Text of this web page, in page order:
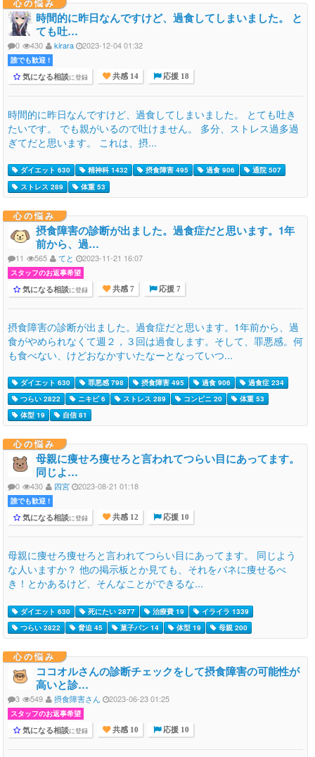
心の悩み
時間的に昨日なんですけど、過食してしまいました。 と
ても吐…
0 430 kirara 2023-12-04 01:32
誰でも歓迎 !
気になる相談に登録 共感 14 応援 18
時間的に昨日なんですけど、過食してしまいました。 とても吐き
たいです。 でも親がいるので吐けません。 多分、ストレス過多過
ぎてだと思います。 これは、摂...
ダイエット 630 精神科 1432 摂食障害 495 過食 906
通院 507
ストレス 289
体重 53
心の悩み
摂食障害の診断が出ました。過食症だと思います。1年
前から、過…
11 565 てと 2023-11-21 16:07
スタッフのお返事希望
気になる相談に登録 共感 7 応援 7
摂食障害の診断が出ました。過食症だと思います。1年前から、過
食がやめられなくて週２，３回は過食します。そして、罪悪感。何
も食べない、けどおなかすいたなーとなっていつ...
ダイエット 630 罪悪感 798 摂食障害 495 過食 906
過食症 234
つらい 2822
ニキビ 6 ストレス 289 コンビニ 20
体重 53
体型 19
自信 81
心の悩み
母親に痩せろ痩せろと言われてつらい目にあってます。
同じよ…
0 430 四宮 2023-08-21 01:18
誰でも歓迎 !
気になる相談に登録 共感 12 応援 10
母親に痩せろ痩せろと言われてつらい目にあってます。 同じよう
な人いますか？ 他の掲示板とか見ても、それをバネに痩せるべ
き！とかあるけど、そんなことができるな...
ダイエット 630 死にたい 2877 治療費 19
イライラ 1339
つらい 2822
脅迫 45 菓子パン 14 体型 19 母親 200
心の悩み
ココオルさんの診断チェックをして摂食障害の可能性が
高いと診…
3 549 摂食障害さん 2023-06-23 01:25
スタッフのお返事希望
気になる相談に登録 共感 10 応援 10